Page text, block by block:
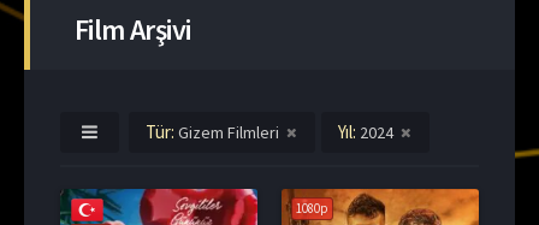
Film Arşivi
Tür: Gizem Filmleri Yıl: 2024
1080p